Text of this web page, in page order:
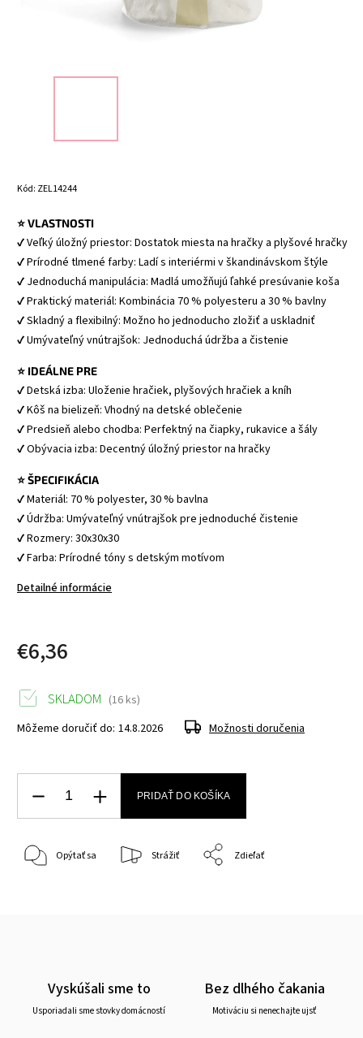
Kód: ZEL14244
⭐ VLASTNOSTI
✔ Veľký úložný priestor: Dostatok miesta na hračky a plyšové hračky
✔ Prírodné tlmené farby: Ladí s interiérmi v škandinávskom štýle
✔ Jednoduchá manipulácia: Madlá umožňujú ľahké presúvanie koša
✔ Praktický materiál: Kombinácia 70 % polyesteru a 30 % bavlny
✔ Skladný a flexibilný: Možno ho jednoducho zložiť a uskladniť
✔ Umývateľný vnútrajšok: Jednoduchá údržba a čistenie
⭐ IDEÁLNE PRE
✔ Detská izba: Uloženie hračiek, plyšových hračiek a kníh
✔ Kôš na bielizeň: Vhodný na detské oblečenie
✔ Predsieň alebo chodba: Perfektný na čiapky, rukavice a šály
✔ Obývacia izba: Decentný úložný priestor na hračky
⭐ ŠPECIFIKÁCIA
✔ Materiál: 70 % polyester, 30 % bavlna
✔ Údržba: Umývateľný vnútrajšok pre jednoduché čistenie
✔ Rozmery: 30x30x30
✔ Farba: Prírodné tóny s detským motívom
Detailné informácie
€6,36
SKLADOM (16 ks)
Môžeme doručiť do: 14.8.2026 Možnosti doručenia
PRIDAŤ DO KOŠÍKA
Opýtať sa Strážiť Zdieľať
Vyskúšali sme to
Usporiadali sme stovky domácností
Bez dlhého čakania
Motiváciu si nenechajte ujsť